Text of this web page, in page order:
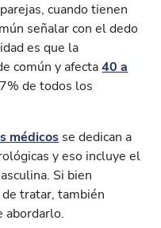
cuando tienen
señalar con el dedo
es que la
común y afecta40 a
de todos los
médicos se dedican a
y eso incluye el
Si bien
tratar, también
abordarlo.